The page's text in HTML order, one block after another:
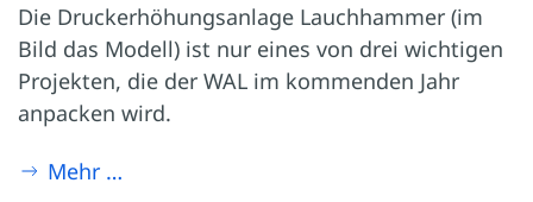
Die Druckerhöhungsanlage Lauchhammer (im
Bild das Modell) ist nur eines von drei wichtigen
Projekten, die der WAL im kommenden Jahr
anpacken wird.
Mehr …